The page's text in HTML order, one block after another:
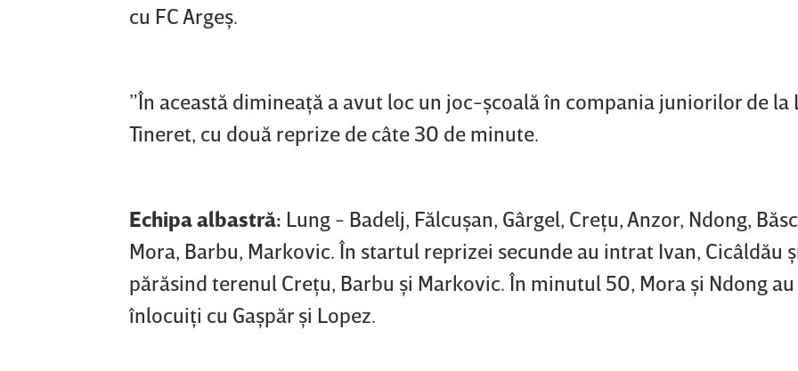
cu FC Argeş.
”În această dimineaţă a avut loc un joc-şcoală în compania juniorilor de la
Tineret, cu două reprize de câte 30 de minute.
Echipa albastră: Lung - Badelj, Fălcuşan, Gârgel, Creţu, Anzor, Ndong,
Mora, Barbu, Markovic. În startul reprizei secunde au intrat Ivan, Cicâldău
părăsind terenul Creţu, Barbu şi Markovic. În minutul 50, Mora şi Ndong
înlocuiţi cu Gaşpăr şi Lopez.